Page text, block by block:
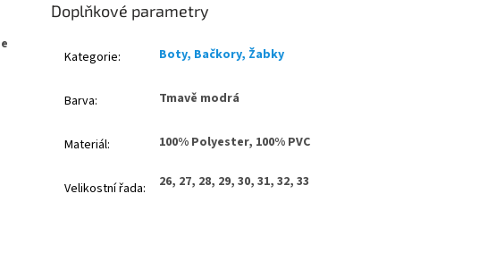
Doplňkové parametry
Kategorie: Boty, Bačkory, Žabky
Barva: Tmavě modrá
Materiál: 100% Polyester, 100% PVC
Velikostní řada: 26, 27, 28, 29, 30, 31, 32, 33